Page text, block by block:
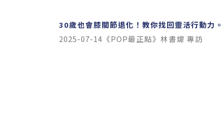
30歲也會膝關節退化！教你找回靈活行動力。
2025-07-14《POP最正點》林書煒 專訪